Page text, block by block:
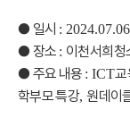
● 일시 :
● 장소 : 이천서희청
● 주요 내용 : ICT교
학부모 특강,원데이